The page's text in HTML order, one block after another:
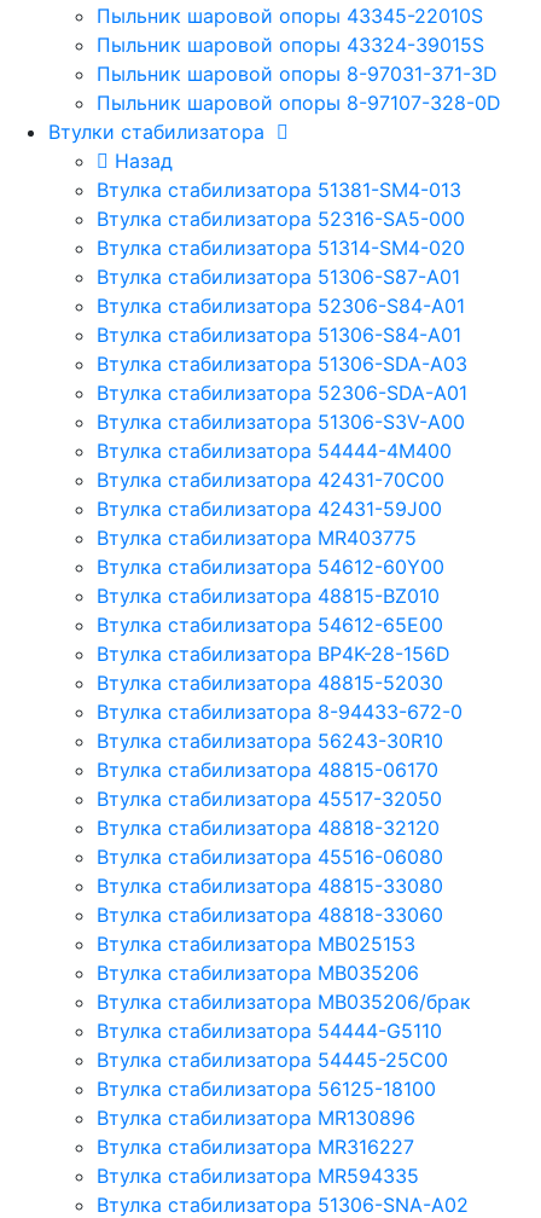
Пыльник шаровой опоры 43345-22010S
Пыльник шаровой опоры 43324-39015S
Пыльник шаровой опоры 8-97031-371-3D
Пыльник шаровой опоры 8-97107-328-0D
Втулки стабилизатора
Назад
Втулка стабилизатора 51381-SM4-013
Втулка стабилизатора 52316-SA5-000
Втулка стабилизатора 51314-SM4-020
Втулка стабилизатора 51306-S87-A01
Втулка стабилизатора 52306-S84-A01
Втулка стабилизатора 51306-S84-A01
Втулка стабилизатора 51306-SDA-A03
Втулка стабилизатора 52306-SDA-A01
Втулка стабилизатора 51306-S3V-A00
Втулка стабилизатора 54444-4M400
Втулка стабилизатора 42431-70С00
Втулка стабилизатора 42431-59J00
Втулка стабилизатора MR403775
Втулка стабилизатора 54612-60Y00
Втулка стабилизатора 48815-BZ010
Втулка стабилизатора 54612-65Е00
Втулка стабилизатора BP4K-28-156D
Втулка стабилизатора 48815-52030
Втулка стабилизатора 8-94433-672-0
Втулка стабилизатора 56243-30R10
Втулка стабилизатора 48815-06170
Втулка стабилизатора 45517-32050
Втулка стабилизатора 48818-32120
Втулка стабилизатора 45516-06080
Втулка стабилизатора 48815-33080
Втулка стабилизатора 48818-33060
Втулка стабилизатора MB025153
Втулка стабилизатора MB035206
Втулка стабилизатора MB035206/брак
Втулка стабилизатора 54444-G5110
Втулка стабилизатора 54445-25C00
Втулка стабилизатора 56125-18100
Втулка стабилизатора MR130896
Втулка стабилизатора MR316227
Втулка стабилизатора MR594335
Втулка стабилизатора 51306-SNA-A02